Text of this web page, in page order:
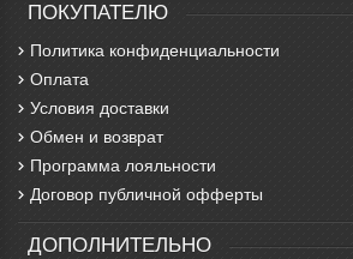
ПОКУПАТЕЛЮ
Политика конфиденциальности
Оплата
Условия доставки
Обмен и возврат
Программа лояльности
Договор публичной офферты
ДОПОЛНИТЕЛЬНО